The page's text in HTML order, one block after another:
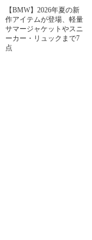
【BMW】2026年夏の新
作アイテムが登場、軽量
サマージャケットやスニ
ーカー・リュックまで7
点